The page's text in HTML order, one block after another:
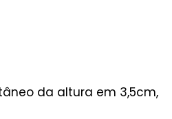
da altura em 3,5cm,